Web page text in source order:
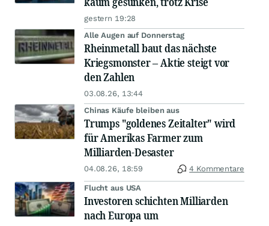
gestern 19:28
Alle Augen auf Donnerstag
Rheinmetall baut das nächste
Kriegsmonster – Aktie steigt vor
den Zahlen
03.08.26, 13:44
Chinas Käufe bleiben aus
Trumps "goldenes Zeitalter" wird
für Amerikas Farmer zum
Milliarden-Desaster
04.08.26, 18:59 4 Kommentare
Flucht aus USA
Investoren schichten Milliarden
nach Europa um